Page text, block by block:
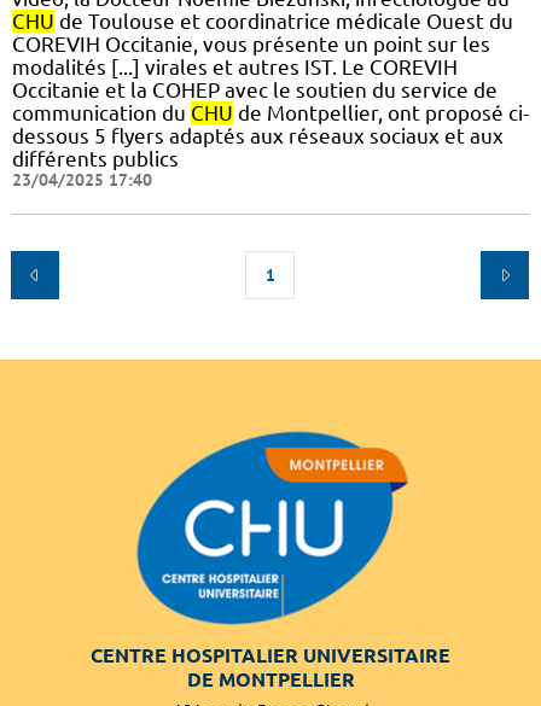
CHU de Toulouse et coordinatrice médicale Ouest du
COREVIH Occitanie, vous présente un point sur les
modalités [...] virales et autres IST. Le COREVIH
Occitanie et la COHEP avec le soutien du service de
communication du CHU de Montpellier, ont proposé ci-
dessous 5 flyers adaptés aux réseaux sociaux et aux
différents publics
23/04/2025 17:40
1
CENTRE HOSPITALIER UNIVERSITAIRE
DE MONTPELLIER